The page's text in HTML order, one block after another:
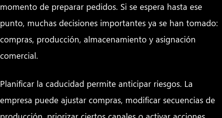
momento de preparar pedidos. Si se espera hasta ese
punto, muchas decisiones importantes ya se han tomado:
compras, producción, almacenamiento y asignación
comercial.
Planificar la caducidad permite anticipar riesgos. La
empresa puede ajustar compras, modificar secuencias de